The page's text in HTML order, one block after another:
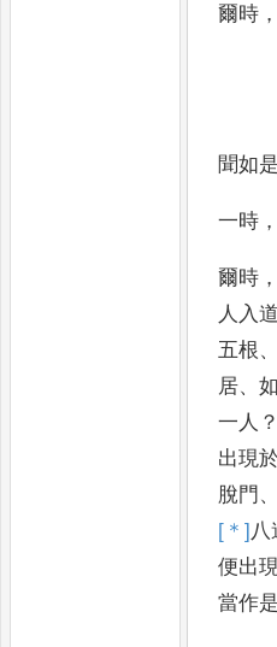
爾時
聞如是
一時
爾時
人入
五根、
居、
一人 ？
出現
脫門 、
[＊]八
便出
當作